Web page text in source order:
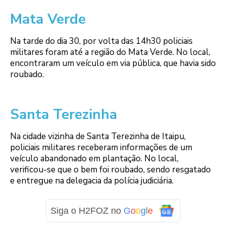
Mata Verde
Na tarde do dia 30, por volta das 14h30 policiais
militares foram até a região do Mata Verde. No local,
encontraram um veículo em via pública, que havia sido
roubado.
Santa Terezinha
Na cidade vizinha de Santa Terezinha de Itaipu,
policiais militares receberam informações de um
veículo abandonado em plantação. No local,
verificou-se que o bem foi roubado, sendo resgatado
e entregue na delegacia da polícia judiciária.
Siga o H2FOZ no Goog e